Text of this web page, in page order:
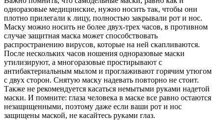
одноразовые медицинские, нужно носить так, чтобы они
плотно прилегали к лицу, полностью закрывали рот и нос.
Маску можно носить не более двух-трех часов, в противном
случае защитная маска может способствовать
распространению вирусов, которые на ней скапливаются.
После нескольких часов ношения одноразовые маски
утилизируют, а многоразовые простирывают с
антибактериальным мылом и проглаживают горячим утюгом
с двух сторон. Снятую маску надевать повторно не стоит.
Также не рекомендуется касаться немытыми руками надетой
маски. И помните: глаза человека в маске все равно остаются
незащищенными, поэтому даже если ваши рот и нос
защищены маской, не касайтесь руками глаз.